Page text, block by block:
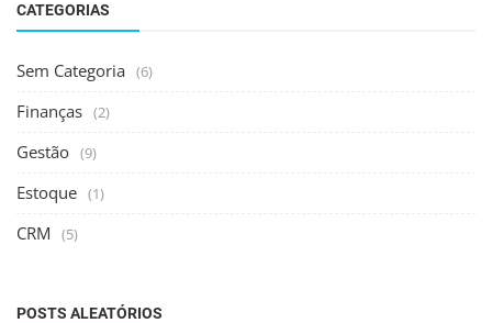
CATEGORIAS
Sem Categoria (6)
Finanças (2)
Gestão (9)
Estoque (1)
CRM (5)
POSTS ALEATÓRIOS